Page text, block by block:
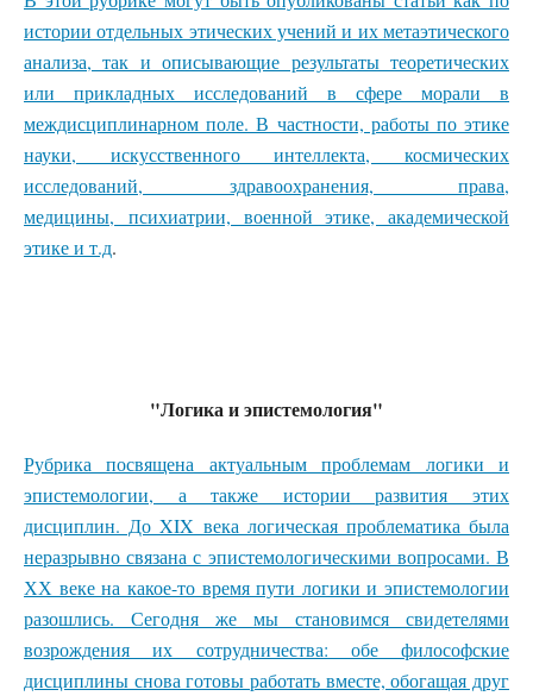
истории отдельных этических учений и их метаэтического
анализа, так и описывающие результаты теоретических
или прикладных исследований в сфере морали в
междисциплинарном поле. В частности, работы по этике
науки, искусственного интеллекта, космических
исследований, здравоохранения, права,
медицины, психиатрии, военной этике, академической
этике и т.д.
"Логика и эпистемология"
Рубрика посвящена актуальным проблемам логики и
эпистемологии, а также истории развития этих
дисциплин. До XIX века логическая проблематика была
неразрывно связана с эпистемологическими вопросами. В
ХХ веке на какое-то время пути логики и эпистемологии
разошлись. Сегодня же мы становимся свидетелями
возрождения их сотрудничества: обе философские
дисциплины снова готовы работать вместе, обогащая друг